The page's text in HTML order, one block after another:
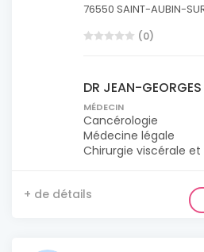
76550 SAINT-AUBIN-
(0)
DR JEAN-
MÉDECIN
Cancérologie
Médecine légale
Chirurgie viscérale
+ de détails